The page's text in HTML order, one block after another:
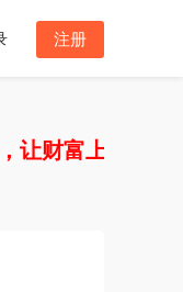
注册
富上道！如需